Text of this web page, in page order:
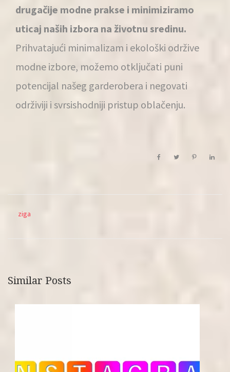
drugačije modne prakse i minimiziramo
uticaj naših izbora na životnu sredinu.
Prihvatajući minimalizam i ekološki održive
modne izbore, možemo otključati puni
potencijal našeg garderobera i negovati
održiviji i svrsishodniji pristup oblačenju.
ziga
Similar Posts